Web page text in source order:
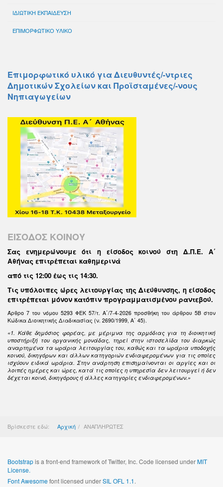
ΙΔΙΩΤΙΚΗ ΕΚΠΑΙΔΕΥΣΗ
ΕΠΙΜΟΡΦΩΤΙΚΟ ΥΛΙΚΟ
Επιμορφωτικό υλικό για Διευθυντές/-ντριες
Δημοτικών Σχολείων και Προϊσταμένες/-νους
Νηπιαγωγείων
ΕΙΣΟΔΟΣ ΚΟΙΝΟΥ
Σας ενημερώνουμε ότι η είσοδος κοινού στη Δ.Π.Ε. Α΄
Αθήνας επιτρέπεται καθημερινά
από τις 12:00 έως τις 14:30.
Τις υπόλοιπες ώρες λειτουργίας της Διεύθυνσης, η είσοδος
επιτρέπεται μόνον κατόπιν προγραμματισμένου ραντεβού.
Άρθρο 7 του νόμου 5293 ΦΕΚ 57/τ. Α΄/7-4-2026 προσθήκη του άρθρου 5Β στον
Κώδικα Διοικητικής Διαδικασίας (ν. 2690/1999, Α΄ 45).
«1. Κάθε δημόσιος φορέας, με μέριμνα της αρμόδιας για τη διοικητική
υποστήριξή του οργανικής μονάδας, τηρεί στην ιστοσελίδα του διαρκώς
αναρτημένα τα ωράρια λειτουργίας του, καθώς και τα ωράρια υποδοχής
κοινού, δικηγόρων και άλλων κατηγοριών ενδιαφερομένων για τις οποίες
ισχύουν ειδικά ωράρια. Στην ανάρτηση επισημαίνονται οι αργίες και οι
λοιπές ημέρες και ώρες, κατά τις οποίες η υπηρεσία δεν λειτουργεί ή δεν
δέχεται κοινό, δικηγόρους ή άλλες κατηγορίες ενδιαφερομένων.»
Βρίσκεστε εδώ: Αρχική ΑΝΑΠΛΗΡΩΤΕΣ
Bootstrapis a front-end framework of Twitter, Inc. Code licensed underMIT
License.
Font Awesomefont licensed underSIL OFL 1.1.